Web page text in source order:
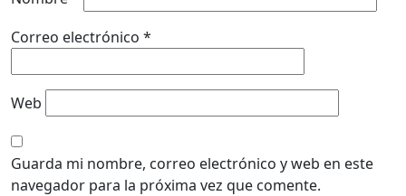
Correo electrónico *
Web
Guarda mi nombre, correo electrónico y web en este
navegador para la próxima vez que comente.